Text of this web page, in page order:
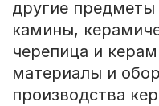
другие
камины,
черепица и
материалы и
производства